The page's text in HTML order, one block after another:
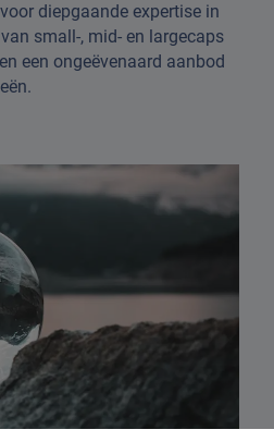
diepgaande expertise in
small-, mid- en largecaps
een ongeëvenaard aanbod